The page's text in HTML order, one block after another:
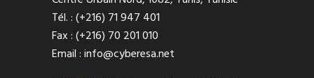
Tél. : (+216) 71 947 401
Fax : (+216) 70 201 010
Email :info@cyberesa.net